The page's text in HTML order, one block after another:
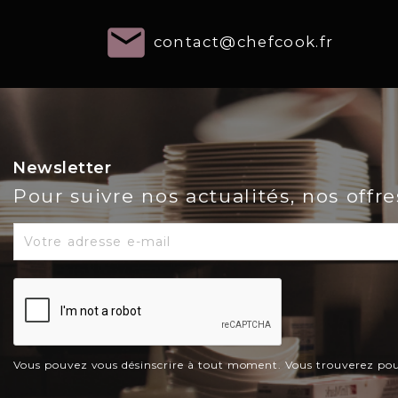
email contact@chefcook.fr
Newsletter
Pour suivre nos actualités, nos
Vous pouvez vous désinscrire à tout moment. Vous trouverez